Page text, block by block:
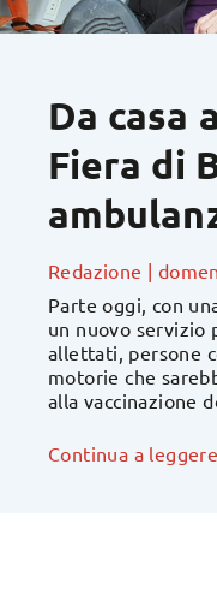
Da casa
Fiera di
Redazione |
Parte oggi, con
un nuovo servizio
allettati, persone
motorie che
alla vaccinazione
Continua a leggere